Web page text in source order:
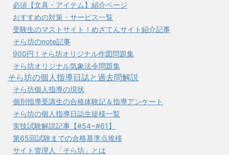
必須【文具・アイテム】紹介ページ
おすすめの対策・サービス一覧
受験生のマストサイト！めざてんサイト紹介記事
そら坊のnote記事
900円！そら坊オリジナル作図問題集
そら坊オリジナル気象法令問題集
そら坊の個人指導日誌と過去問解説
そら坊個人指導の現状
個別指導受講生の合格体験記＆指導アンケート
そら坊の個人指導日誌生徒様一覧
実技試験解説記事【#54~#61】
第65回試験までの合格基準点推移
サイト管理人「そら坊」とは